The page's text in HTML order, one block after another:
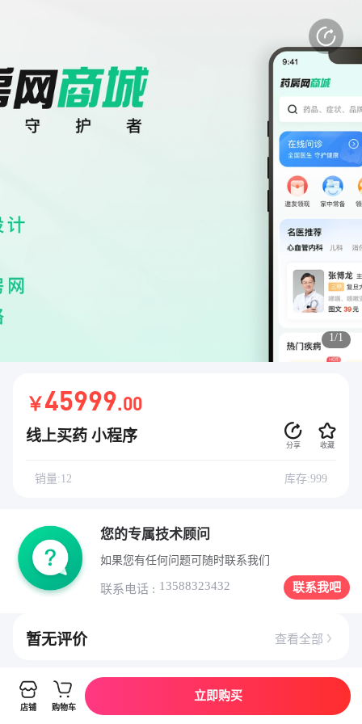
1/1
￥45999.00
线上买药 小程序
分享 收藏
销量:12 库存:999
您的专属技术顾问
如果您有任何问题可随时联系我们
联系电话 : 13588323432 联系我吧
暂无评价 查看全部
详情介绍
店铺 购物车
立即购买